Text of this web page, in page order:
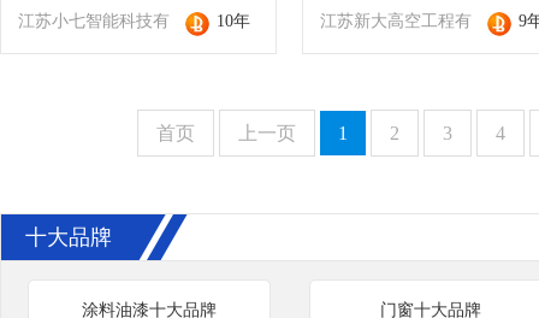
江苏小七智能科技有
限公司
10年
江苏新大高空工程有
限公司
9
首页 上一页 1 2 3 4
十大品牌
涂料油漆十大品牌 门窗十大品牌